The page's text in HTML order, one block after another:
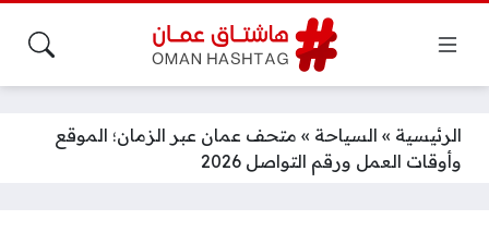
الرئيسية » السياحة » متحف عمان عبر الزمان؛ الموقع
وأوقات العمل ورقم التواصل 2026